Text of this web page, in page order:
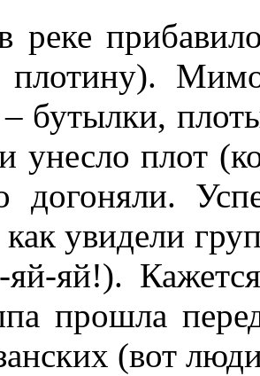
реке
плотину).
бутылки,
унесло плот
догоняли.
увидели
яй-яй!).
прошла
(вот